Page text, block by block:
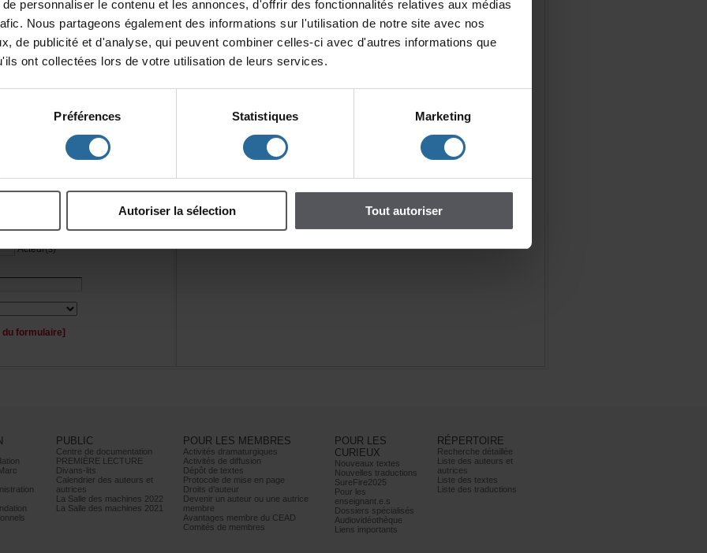
ciavecd'autresinformationsque
Préférences Statistiques Marketing
Autoriserlasélection Toutautoriser
Enfants
Personnage(s)
Acteur(s)
PUBLIC
Centrededocumentation
PREMIÈRELECTURE
Divans-lits
Calendrierdesauteurset
autrices
LaSalledesmachines2022
LaSalledesmachines2021
POURLESMEMBRES
Activitésdramaturgiques
Activitésdediffusion
Dépôtdetextes
Protocoledemiseenpage
Droitsd’auteur
Devenirunauteurouuneautrice
membre
AvantagesmembreduCEAD
Comitésdemembres
POURLES
CURIEUX
Nouveauxtextes
Nouvellestraductions
SureFire2025
Pourles
enseignant.e.s
Dossiersspécialisés
Audiovidéothèque
Liensimportants
RÉPERTOIRE
Recherchedétaillée
Listedesauteurset
autrices
Listedestextes
Listedestraductions